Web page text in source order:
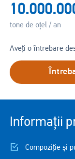
tone de oțel / an
Aveți o întrebare
Informații
Compoziție și